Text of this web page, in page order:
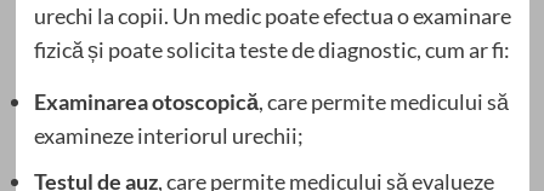
urechi la copii. Un medic poate efectua o examinare
fizică și poate solicita teste de diagnostic, cum ar fi:
Examinarea otoscopică, care permite medicului să
examineze interiorul urechii;
Testul de auz, care permite medicului să evalueze